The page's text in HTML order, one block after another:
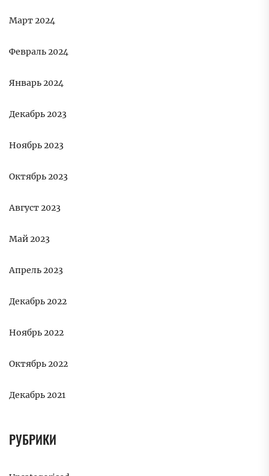
Март 2024
Февраль 2024
Январь 2024
Декабрь 2023
Ноябрь 2023
Октябрь 2023
Август 2023
Май 2023
Апрель 2023
Декабрь 2022
Ноябрь 2022
Октябрь 2022
Декабрь 2021
РУБРИКИ